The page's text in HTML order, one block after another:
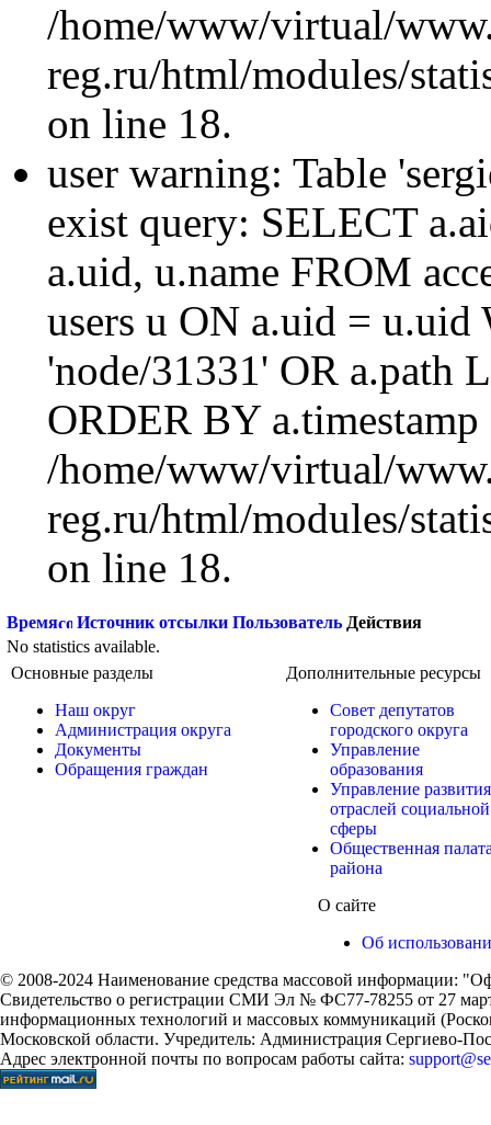
/home/www/virtual/
reg.ru/html/modules/
on line 18.
user warning: Table
exist query: SELECT
a.uid, u.name FROM
users u ON a.uid = u.uid
'node/31331' OR a.path
ORDER BY
/home/www/virtual/
reg.ru/html/modules/
on line 18.
Время Источник отсылки Пользователь Действия
No statistics available.
Основные разделы
Наш округ
Администрация округа
Документы
Обращения граждан
Дополнительные ресурсы
Совет депутатов
городского округа
Управление
образования
Управление развития
отраслей социальной
сферы
Общественная
района
О сайте
Об
© 2008-2024 Наименование средства массовой информации:
Свидетельство о регистрации СМИ Эл № ФС77-78255 от 27
информационных технологий и массовых коммуникаций
Московской области. Учредитель: Администрация Сергиево-
Адрес электронной почты по вопросам работы сайта: